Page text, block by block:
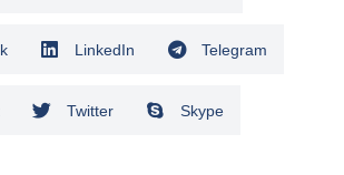
LinkedIn Telegram
Twitter Skype